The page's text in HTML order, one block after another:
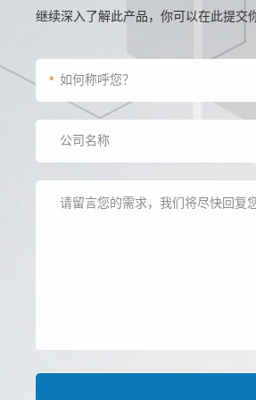
继续深入了解此产品，你可以在此提交
*